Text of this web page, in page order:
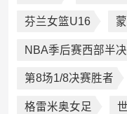
芬兰女篮U16
NBA季后赛西部半
第8场1/8决赛胜者
格雷米奥女足